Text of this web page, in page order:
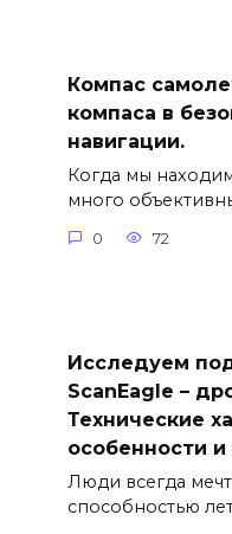
Компас
компаса в
навигации.
Когда мы
много
0 72
Исследуем
ScanEagle –
Технические
особенности
Люди всегда
способностью